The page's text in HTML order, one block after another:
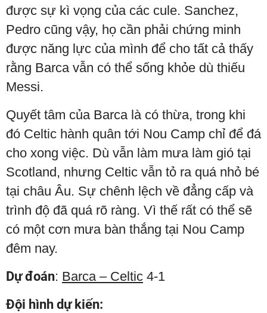
được sự kì vọng của các cule. Sanchez,
Pedro cũng vậy, họ cần phải chứng minh
được năng lực của mình để cho tất cả thấy
rằng Barca vẫn có thể sống khỏe dù thiếu
Messi.
Quyết tâm của Barca là có thừa, trong khi
đó Celtic hành quân tới Nou Camp chỉ để đá
cho xong việc. Dù vẫn làm mưa làm gió tại
Scotland, nhưng Celtic vẫn tỏ ra quá nhỏ bé
tại châu Âu. Sự chênh lệch về đẳng cấp và
trình độ đã quá rõ ràng. Vì thế rất có thể sẽ
có một cơn mưa bàn thắng tại Nou Camp
đêm nay.
Dự đoán: Barca – Celtic 4-1
Đội hình dự kiến: